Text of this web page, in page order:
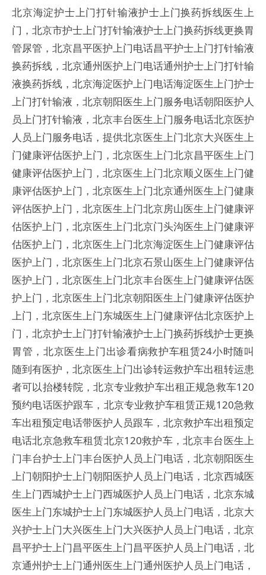
北京海淀护士上门打针输液护士上门换药拆线医生上
门，北京市护士上门打针输液护士上门换药拆线更换胃
管尿管，北京昌平医护上门电话昌平护士上门打针输液
换药拆线，北京通州医护上门电话通州护士上门打针输
液换药拆线，北京海淀医护上门电话海淀医生上门护士
上门打针输液，北京朝阳医生上门服务电话朝阳医护人
员上门打针输液，北京丰台医生上门服务电话北京医护
人员上门服务电话，提供北京医生上门北京大兴医生上
门健康评估医护上门，北京医生上门北京昌平医生上门
健康评估医护上门，北京医生上门北京顺义医生上门健
康评估医护上门，北京医生上门北京通州医生上门健康
评估医护上门，北京医生上门北京房山医生上门健康评
估医护上门，北京医生上门北京门头沟医生上门健康评
估医护上门，北京医生上门北京海淀医生上门健康评估
医护上门，北京医生上门北京石景山医生上门健康评估
医护上门，北京医生上门北京丰台医生上门健康评估医
护上门，北京医生上门北京朝阳医生上门健康评估医护
上门，北京医生上门东城医生上门健康评估北京医护上
门，北京护士上门打针输液护士上门换药拆线护士更换
胃管，北京医生上门出诊看病救护车租赁24小时随叫
随到有医护，北京医生上门出诊转运救护车出租转运患
者可以抬楼转院，北京专业救护车出租正规急救车120
预约电话医护跟车，北京专业救护车租赁正规120急救
车出租预定电话带医护人员跟车，北京救护车出租预定
电话北京急救车租赁北京120救护车，北京丰台医生上
门丰台护士上门丰台医护人员上门电话，北京朝阳医生
上门朝阳护士上门朝阳医护人员上门电话，北京西城医
生上门西城护士上门西城医护人员上门电话，北京东城
医生上门东城护士上门东城医护人员上门电话，北京大
兴护士上门大兴医生上门大兴医护人员上门电话，北京
昌平护士上门昌平医生上门昌平医护人员上门电话，北
京通州护士上门通州医生上门通州医护人员上门电话，